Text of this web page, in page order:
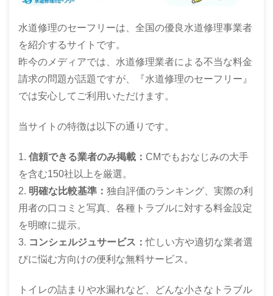
水道修理のセーフリーは、全国の優良水道修理事業者
を紹介するサイトです。
昨今のメディアでは、水道修理業者による不当な料金
請求の問題が話題ですが、『水道修理のセーフリー』
では安心してご利用いただけます。
当サイトの特徴は以下の通りです。
信頼できる業者のみ掲載： CMでもおなじみの大手
を含む150社以上を厳選。
明確な比較基準： 独自評価のランキング、実際の利
用者の口コミと写真、各種トラブルに対する料金設定
を明瞭に提示。
コンシェルジュサービス：忙しい方や適切な業者選
びに悩む方向けの便利な無料サービス。
トイレの詰まりや水漏れなど、どんな小さなトラブル